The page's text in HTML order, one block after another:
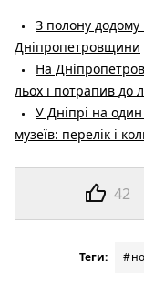
42
З полону додому
Дніпропетровщини
На
льох і потрапив до
У Дніпрі на
музеїв: перелік і
Теги: